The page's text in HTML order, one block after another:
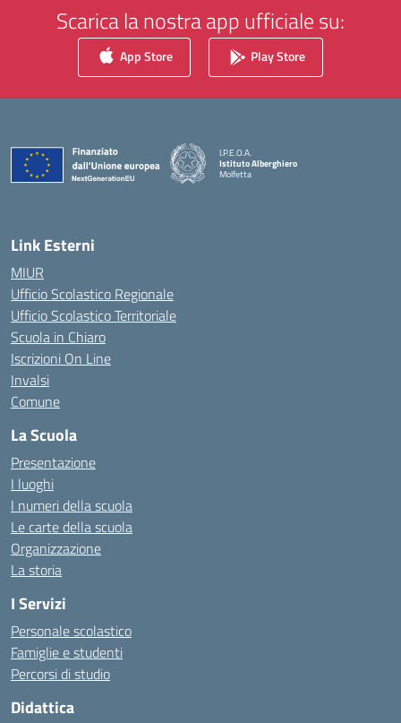
Scarica la nostra app ufficiale su:
App Store Play Store
I.P.E.O.A.
Istituto Alberghiero
Molfetta
Link Esterni
MIUR
Ufficio Scolastico Regionale
Ufficio Scolastico Territoriale
Scuola in Chiaro
Iscrizioni On Line
Invalsi
Comune
La Scuola
Presentazione
I luoghi
I numeri della scuola
Le carte della scuola
Organizzazione
La storia
I Servizi
Personale scolastico
Famiglie e studenti
Percorsi di studio
Didattica